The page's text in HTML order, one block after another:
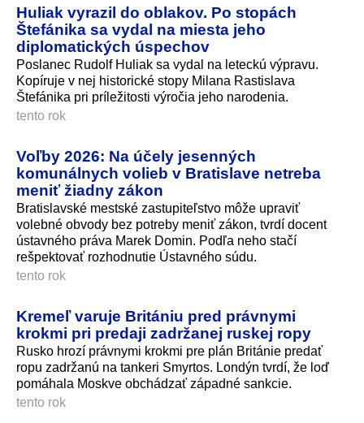
Huliak vyrazil do oblakov. Po stopách
Štefánika sa vydal na miesta jeho
diplomatických úspechov
Poslanec Rudolf Huliak sa vydal na leteckú výpravu.
Kopíruje v nej historické stopy Milana Rastislava
Štefánika pri príležitosti výročia jeho narodenia.
tento rok
Voľby 2026: Na účely jesenných
komunálnych volieb v Bratislave netreba
meniť žiadny zákon
Bratislavské mestské zastupiteľstvo môže upraviť
volebné obvody bez potreby meniť zákon, tvrdí docent
ústavného práva Marek Domin. Podľa neho stačí
rešpektovať rozhodnutie Ústavného súdu.
tento rok
Kremeľ varuje Britániu pred právnymi
krokmi pri predaji zadržanej ruskej ropy
Rusko hrozí právnymi krokmi pre plán Británie predať
ropu zadržanú na tankeri Smyrtos. Londýn tvrdí, že loď
pomáhala Moskve obchádzať západné sankcie.
tento rok